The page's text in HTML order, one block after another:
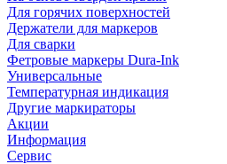
Для горячих поверхностей
Держатели для маркеров
Для сварки
Фетровые маркеры Dura-Ink
Универсальные
Температурная индикация
Другие маркираторы
Акции
Информация
Сервис